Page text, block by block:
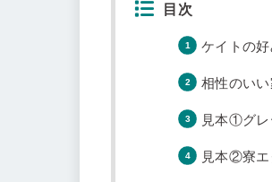
目次
ケイトの
相性のい
見本①グレ
見本②寮エ